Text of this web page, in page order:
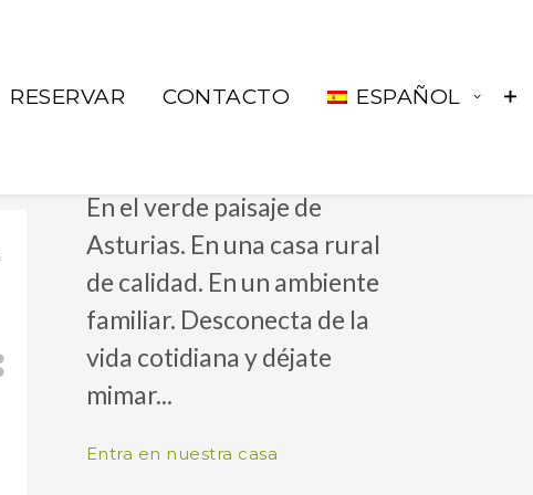
RESERVAR CONTACTO ESPAÑOL
686 92 73 04
correo@lacueste.com
En el verde paisaje de
Asturias. En una casa rural
de calidad. En un ambiente
familiar. Desconecta de la
vida cotidiana y déjate
mimar...
Entra en nuestra casa